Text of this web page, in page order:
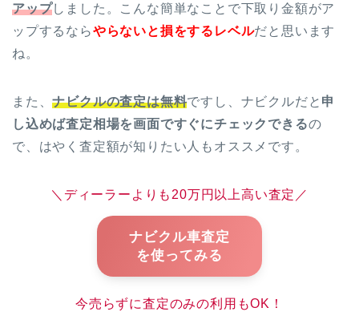
アップしました。こんな簡単なことで下取り金額がア
ップするならやらないと損をするレベルだと思います
ね。
また、ナビクルの査定は無料ですし、ナビクルだと 申
し込めば査定相場を画面ですぐにチェックできるの
で、はやく査定額が知りたい人もオススメです。
＼ディーラーよりも20万円以上高い査定／
ナビクル車査定
を使ってみる
今売らずに査定のみの利用もOK！